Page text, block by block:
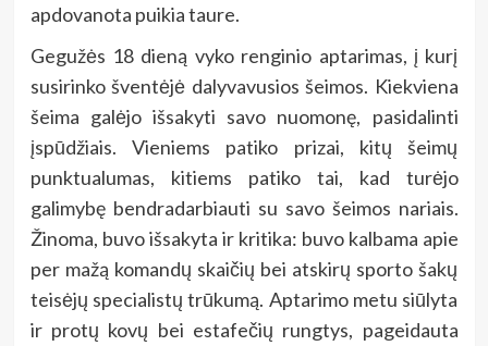
apdovanota puikia taure.
Gegužės 18 dieną vyko renginio aptarimas, į kurį
susirinko šventėjė dalyvavusios šeimos. Kiekviena
šeima galėjo išsakyti savo nuomonę, pasidalinti
įspūdžiais. Vieniems patiko prizai, kitų šeimų
punktualumas, kitiems patiko tai, kad turėjo
galimybę bendradarbiauti su savo šeimos nariais.
Žinoma, buvo išsakyta ir kritika: buvo kalbama apie
per mažą komandų skaičių bei atskirų sporto šakų
teisėjų specialistų trūkumą. Aptarimo metu siūlyta
ir protų kovų bei estafečių rungtys, pageidauta